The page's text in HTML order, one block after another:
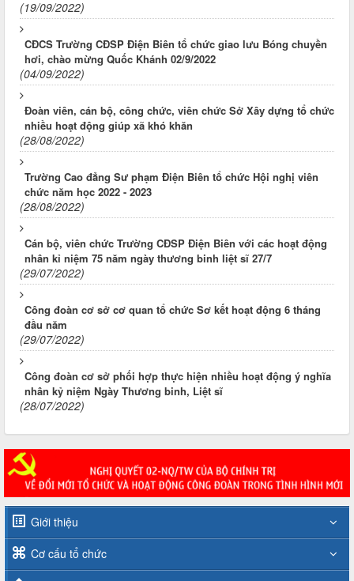
(19/09/2022)
CĐCS Trường CĐSP Điện Biên tổ chức giao lưu Bóng chuyền
hơi, chào mừng Quốc Khánh 02/9/2022
(04/09/2022)
Đoàn viên, cán bộ, công chức, viên chức Sở Xây dựng tổ chức
nhiều hoạt động giúp xã khó khăn
(28/08/2022)
Trường Cao đẳng Sư phạm Điện Biên tổ chức Hội nghị viên
chức năm học 2022 - 2023
(28/08/2022)
Cán bộ, viên chức Trường CĐSP Điện Biên với các hoạt động
nhân kỉ niệm 75 năm ngày thương binh liệt sĩ 27/7
(29/07/2022)
Công đoàn cơ sở cơ quan tổ chức Sơ kết hoạt động 6 tháng
đầu năm
(29/07/2022)
Công đoàn cơ sở phối hợp thực hiện nhiều hoạt động ý nghĩa
nhân kỷ niệm Ngày Thương binh, Liệt sĩ
(28/07/2022)
Giới thiệu
Cơ cấu tổ chức